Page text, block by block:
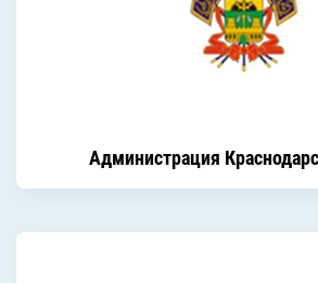
Администрация